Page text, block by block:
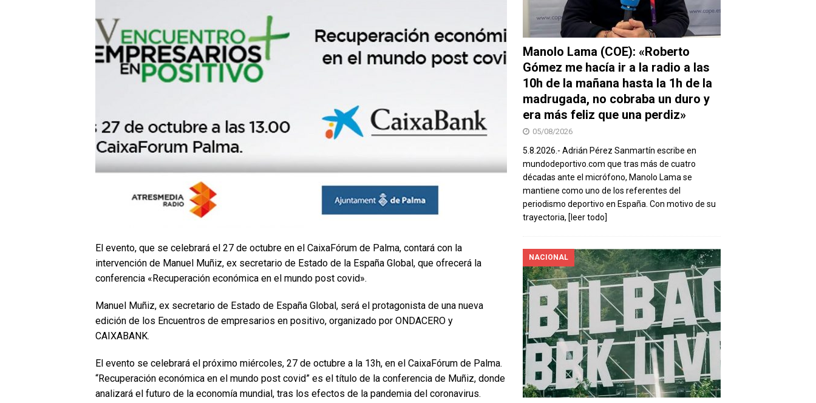
El evento, que se celebrará el 27 de octubre en el CaixaFórum de Palma, contará con la
intervención de Manuel Muñiz, ex secretario de Estado de la España Global, que ofrecerá la
conferencia «Recuperación económica en el mundo post covid».
Manuel Muñiz, ex secretario de Estado de España Global, será el protagonista de una nueva
edición de los Encuentros de empresarios en positivo, organizado por ONDACERO y
CAIXABANK.
El evento se celebrará el próximo miércoles, 27 de octubre a la 13h, en el CaixaFórum de Palma.
“Recuperación económica en el mundo post covid” es el título de la conferencia de Muñiz, donde
analizará el futuro de la economía mundial, tras los efectos de la pandemia del coronavirus.
Manolo Lama (COE): «Roberto
Gómez me hacía ir a la radio a las
10h de la mañana hasta la 1h de la
madrugada, no cobraba un duro y
era más feliz que una perdiz»
05/08/2026
5.8.2026.- Adrián Pérez Sanmartín escribe en
mundodeportivo.com que tras más de cuatro
décadas ante el micrófono, Manolo Lama se
mantiene como uno de los referentes del
periodismo deportivo en España. Con motivo de su
trayectoria, [leer todo]
NACIONAL